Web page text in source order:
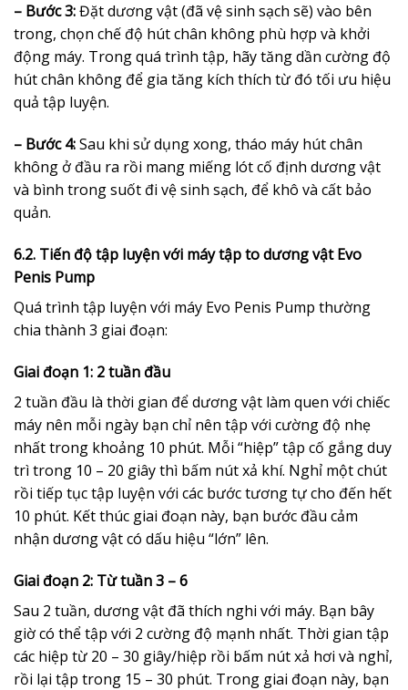
– Bước 3:Đặt dương vật (đã vệ sinh sạch sẽ) vào bên
trong, chọn chế độ hút chân không phù hợp và khởi
động máy. Trong quá trình tập, hãy tăng dần cường độ
hút chân không để gia tăng kích thích từ đó tối ưu hiệu
quả tập luyện.
– Bước 4:Sau khi sử dụng xong, tháo máy hút chân
không ở đầu ra rồi mang miếng lót cố định dương vật
và bình trong suốt đi vệ sinh sạch, để khô và cất bảo
quản.
6.2. Tiến độ tập luyện với máy tập to dương vật Evo
Penis Pump
Quá trình tập luyện với máy Evo Penis Pump thường
chia thành 3 giai đoạn:
Giai đoạn 1: 2 tuần đầu
2 tuần đầu là thời gian để dương vật làm quen với chiếc
máy nên mỗi ngày bạn chỉ nên tập với cường độ nhẹ
nhất trong khoảng 10 phút. Mỗi “hiệp” tập cố gắng duy
trì trong 10 – 20 giây thì bấm nút xả khí. Nghỉ một chút
rồi tiếp tục tập luyện với các bước tương tự cho đến hết
10 phút. Kết thúc giai đoạn này, bạn bước đầu cảm
nhận dương vật có dấu hiệu “lớn” lên.
Giai đoạn 2: Từ tuần 3 – 6
Sau 2 tuần, dương vật đã thích nghi với máy. Bạn bây
giờ có thể tập với 2 cường độ mạnh nhất. Thời gian tập
các hiệp từ 20 – 30 giây/hiệp rồi bấm nút xả hơi và nghỉ,
rồi lại tập trong 15 – 30 phút. Trong giai đoạn này, bạn